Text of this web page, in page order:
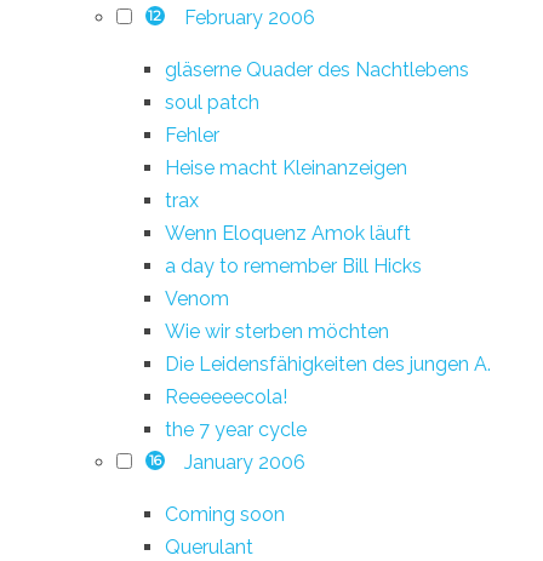
12 February 2006
gläserne Quader des Nachtlebens
soul patch
Fehler
Heise macht Kleinanzeigen
trax
Wenn Eloquenz Amok läuft
a day to remember Bill Hicks
Venom
Wie wir sterben möchten
Die Leidensfähigkeiten des jungen A.
Reeeeeecola!
the 7 year cycle
16 January 2006
Coming soon
Querulant